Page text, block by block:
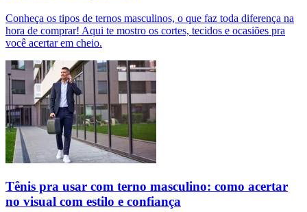
Conheça os tipos de ternos masculinos, o que faz toda diferença na
hora de comprar! Aqui te mostro os cortes, tecidos e ocasiões pra
você acertar em cheio.
Tênis pra usar com terno masculino: como acertar
no visual com estilo e confiança